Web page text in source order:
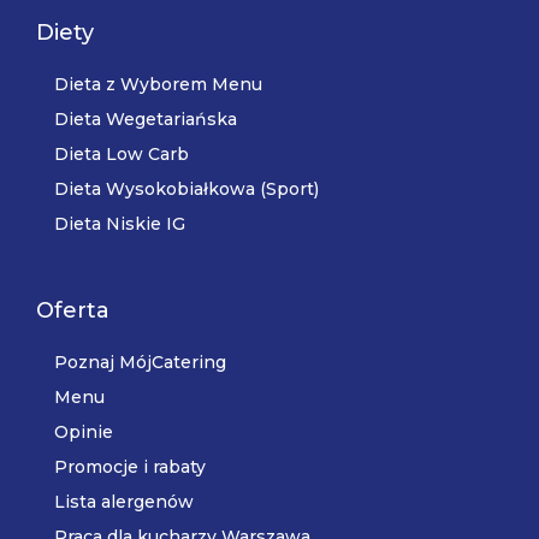
Diety
Dieta z Wyborem Menu
Dieta Wegetariańska
Dieta Low Carb
Dieta Wysokobiałkowa (Sport)
Dieta Niskie IG
Oferta
Poznaj MójCatering
Menu
Opinie
Promocje i rabaty
Lista alergenów